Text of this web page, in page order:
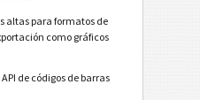
altas para formatos de
como gráficos
de códigos de barras